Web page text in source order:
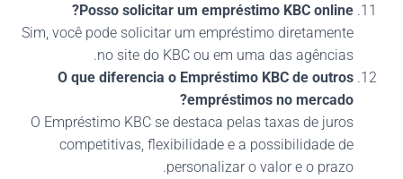
Posso solicitar um empréstimo KBC online?
Sim, você pode solicitar um empréstimo diretamente
no site do KBC ou em uma das agências.
O que diferencia o Empréstimo KBC de outros
empréstimos no mercado?
O Empréstimo KBC se destaca pelas taxas de juros
competitivas, flexibilidade e a possibilidade de
personalizar o valor e o prazo.